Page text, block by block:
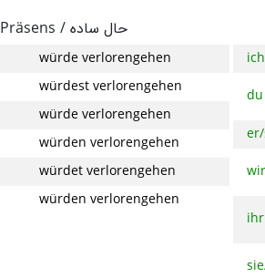
Präsens / حال ساده
würde verlorengehen
würdest verlorengehen
würde verlorengehen
würden verlorengehen
würdet verlorengehen
würden verlorengehen
ich
du
wir
ihr